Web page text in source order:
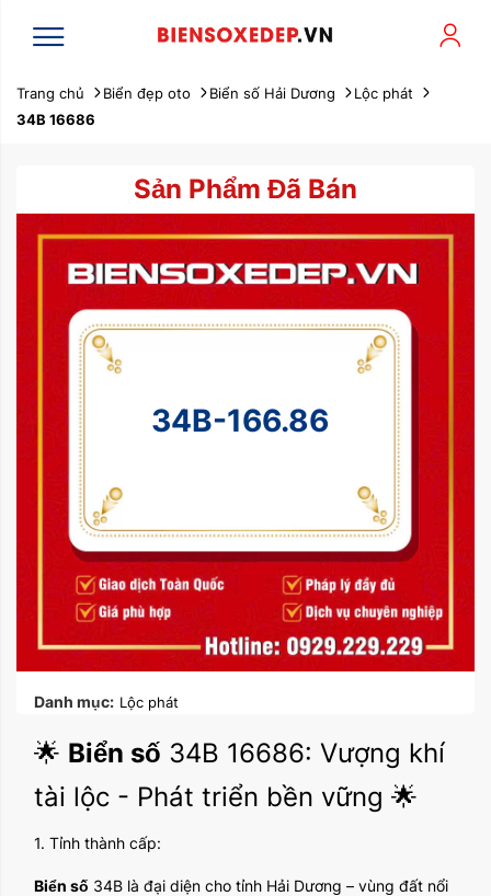
Trang chủ Biển đẹp oto Biển số Hải Dương
Lộc phát
34B 16686
Sản Phẩm Đã Bán
34B-166.86
Danh mục: Lộc phát
🌟 Biển số 34B 16686: Vượng khí
tài lộc - Phát triển bền vững 🌟
1. Tỉnh thành cấp:
Biển số 34B là đại diện cho tỉnh Hải Dương – vùng đất nổi